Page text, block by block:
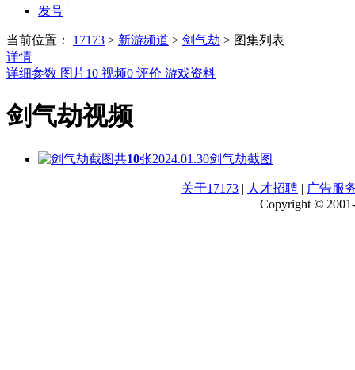
发号
当前位置： 17173 > 新游频道 > 剑气劫 > 图集列表
详情
详细参数 图片10 视频0 评价 游戏资料
剑气劫视频
共10张2024.01.30剑气劫截图
关于17173 | 人才招聘 | 广告服
Copyright ©